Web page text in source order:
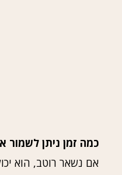
כמה זמן ניתן
אם נשאר רוטב, הוא